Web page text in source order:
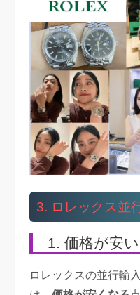
3. ロレックス並
1. 価格が安
ロレックスの並行輸